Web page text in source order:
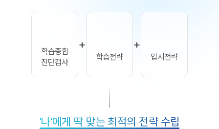
학습종합
진단검사
+
학습전략
+
입시전략
'나'에게 딱 맞는 최적의 전략 수립